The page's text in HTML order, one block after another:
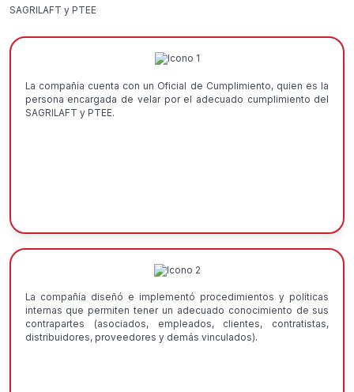
SAGRILAFT y PTEE
La compañía cuenta con un Oficial de Cumplimiento, quien es la
persona encargada de velar por el adecuado cumplimiento del
SAGRILAFT y PTEE.
La compañía diseñó e implementó procedimientos y políticas
internas que permiten tener un adecuado conocimiento de sus
contrapartes (asociados, empleados, clientes, contratistas,
distribuidores, proveedores y demás vinculados).